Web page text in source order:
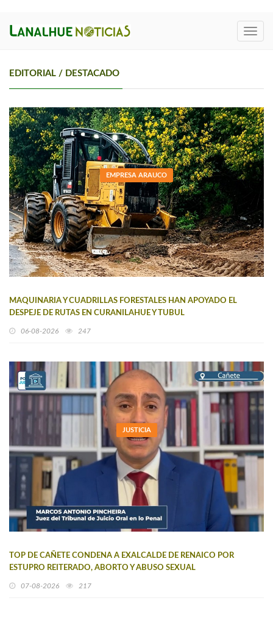
EDITORIAL / DESTACADO
EMPRESA ARAUCO
MAQUINARIA Y CUADRILLAS FORESTALES HAN APOYADO EL
DESPEJE DE RUTAS EN CURANILAHUE Y TUBUL
06-08-2026 247
JUSTICIA
TOP DE CAÑETE CONDENA A EXALCALDE DE RENAICO POR
ESTUPRO REITERADO, ABORTO Y ABUSO SEXUAL
07-08-2026 217